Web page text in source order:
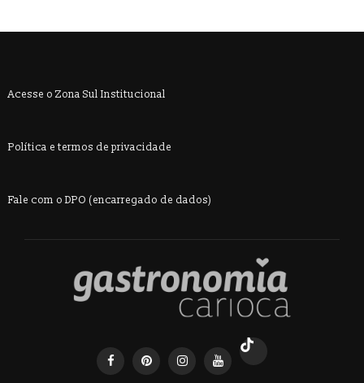
Acesse o Zona Sul Institucional
Política e termos de privacidade
Fale com o DPO (encarregado de dados)